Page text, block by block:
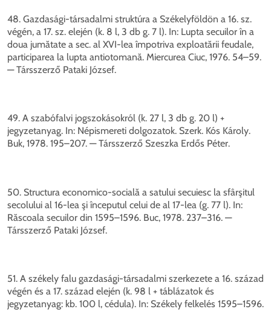
48. Gazdasági-társadalmi struktúra a Székelyföldön a 16. sz.
végén, a 17. sz. elején (k. 8 l, 3 db g. 7 l). In: Lupta secuilor în a
doua jumătate a sec. al XVI-lea împotriva exploatării feudale,
participarea la lupta antiotomană. Miercurea Ciuc, 1976. 54–59.
— Társszerző Pataki József.
49. A szabófalvi jogszokásokról (k. 27 l, 3 db g. 20 l) +
jegyzetanyag. In: Népismereti dolgozatok. Szerk. Kós Károly.
Buk, 1978. 195–207. — Társszerző Szeszka Erdős Péter.
50. Structura economico-socială a satului secuiesc la sfârşitul
secolului al 16-lea şi începutul celui de al 17-lea (g. 77 l). In:
Răscoala secuilor din 1595–1596. Buc, 1978. 237–316. —
Társszerző Pataki József.
51. A székely falu gazdasági-társadalmi szerkezete a 16. század
végén és a 17. század elején (k. 98 l + táblázatok és
jegyzetanyag: kb. 100 l, cédula). In: Székely felkelés 1595–1596.